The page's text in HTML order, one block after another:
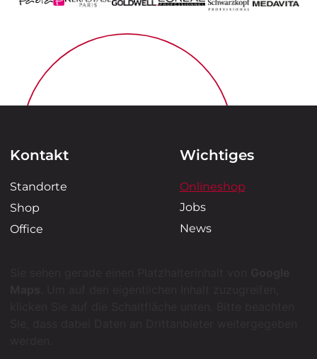
Kontakt
Standorte
Shop
Office
Wichtiges
Onlineshop
Jobs
News